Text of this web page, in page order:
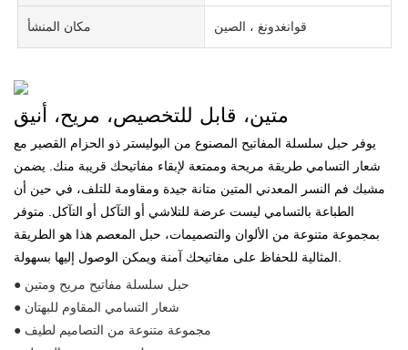
مكان المنشأ قوانغدونغ ، الصين
يوفر حبل سلسلة المفاتيح المصنوع من البوليستر ذو الحزام القصير مع
شعار التسامي طريقة مريحة وممتعة لإبقاء مفاتيحك قريبة منك. يضمن
مشبك فم النسر المعدني المتين متانة جيدة ومقاومة للتلف، في حين أن
الطباعة بالتسامي ليست عرضة للتلاشي أو التآكل أو التآكل. متوفر
بمجموعة متنوعة من الألوان والتصميمات، حبل المعصم هذا هو الطريقة
● حبل سلسلة مفاتيح مريح ومتين
● شعار التسامي المقاوم للبهتان
● مجموعة متنوعة من التصاميم لطيف